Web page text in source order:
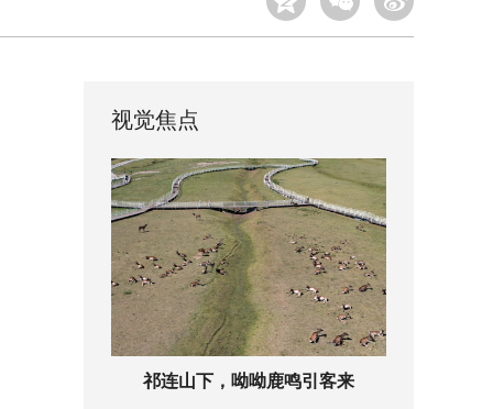
视觉焦点
祁连山下，呦呦鹿鸣引客来